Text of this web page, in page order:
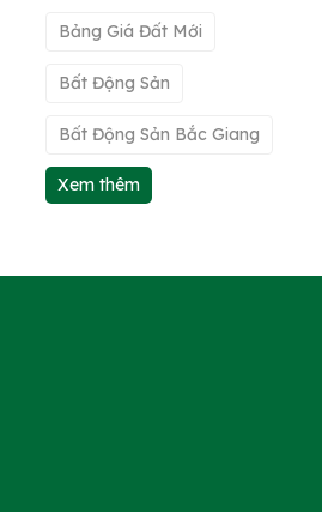
Bảng Giá Đất Mới
Bất Động Sản
Bất Động Sản Bắc Giang
Xem thêm